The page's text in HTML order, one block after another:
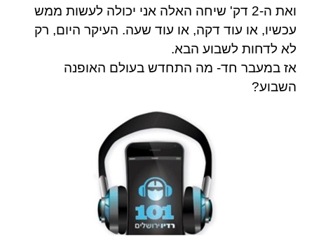
ואת ה-2 דק' שיחה האלה אני יכולה לעשות ממש
עכשיו, או עוד דקה, או עוד שעה. העיקר היום, רק
לא לדחות לשבוע הבא.
אז במעבר חד- מה התחדש בעולם האופנה
השבוע?